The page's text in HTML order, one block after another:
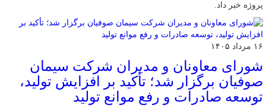
پروژه خبر داد.
۱۶ مرداد ۱۴۰۵
شورای معاونان و مدیران شرکت سیمان
صوفیان برگزار شد؛ تأکید بر افزایش تولید،
توسعه صادرات و رفع موانع تولید